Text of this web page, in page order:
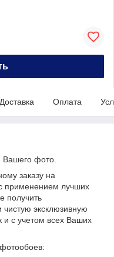
Доставка Оплата
Вашего фото.
заказу на
применением лучших
получить
чистую эксклюзивную
и с учетом всех Ваших